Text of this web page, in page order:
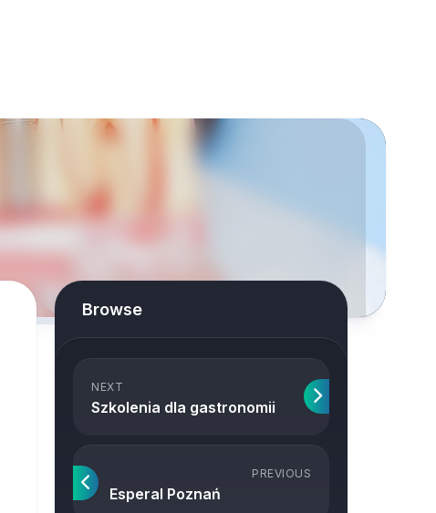
Browse
NEXT
Szkolenia dla gastronomii
PREVIOUS
Esperal Poznań